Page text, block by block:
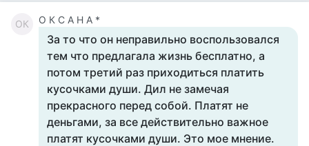
ОК О К С А Н А *
За то что он неправильно воспользовался
тем что предлагала жизнь бесплатно, а
потом третий раз приходиться платить
кусочками души. Дил не замечая
прекрасного перед собой. Платят не
деньгами, за все действительно важное
платят кусочками души. Это мое мнение.